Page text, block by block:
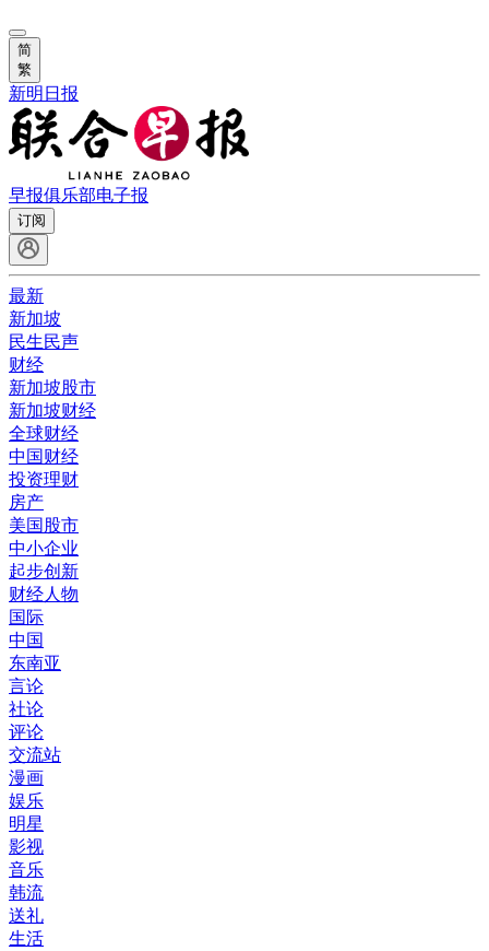
简
繁
新明日报
早报俱乐部电子报
订阅
最新
新加坡
民生民声
财经
新加坡股市
新加坡财经
全球财经
中国财经
投资理财
房产
美国股市
中小企业
起步创新
财经人物
国际
中国
东南亚
言论
社论
评论
交流站
漫画
娱乐
明星
影视
音乐
韩流
送礼
生活